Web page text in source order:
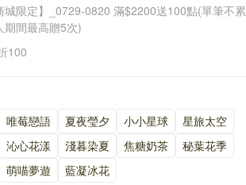
城限定】_0729-0820 滿$2200送100點(單筆不累
期間最高贈5次)
100
唯莓戀語 夏夜瑩夕 小小星球
星旅太空
沁心花漾 淺暮染夏 焦糖奶茶
秘葉花季
萌喵夢遊 藍凝冰花